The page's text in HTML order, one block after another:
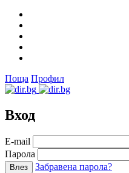
Поща Профил
Вход
Е-mail
Парола
Забравена парола?